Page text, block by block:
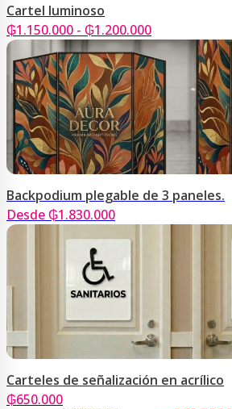
Cartel luminoso
₲1.150.000 - ₲1.200.000Rango
de
precios:
desde
₲1.150.000
hasta
₲1.200.000
Backpodium plegable de 3 paneles.
Desde ₲1.830.000
Carteles de señalización en acrílico
₲650.000